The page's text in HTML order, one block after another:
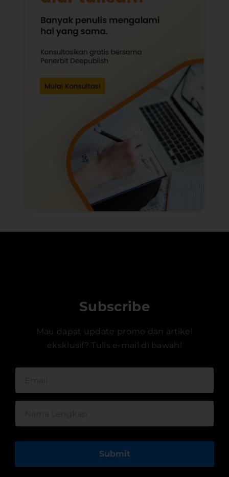
Subscribe
Mau dapat update promo dan artikel
eksklusif? Tulis e-mail di bawah!
Submit